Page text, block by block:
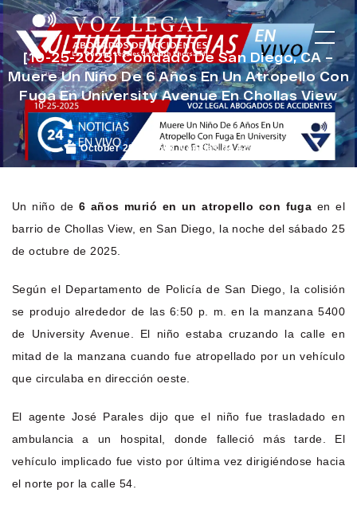
[10-25-2025] Condado De San Diego, CA –
Muere Un Niño De 6 Años En Un Atropello Con
Fuga En University Avenue En Chollas View
October 29, 2025 Noticias de Accidentes
Un niño de 6 años murió en un atropello con fuga en el
barrio de Chollas View, en San Diego, la noche del sábado 25
de octubre de 2025.
Según el Departamento de Policía de San Diego, la colisión
se produjo alrededor de las 6:50 p. m. en la manzana 5400
de University Avenue. El niño estaba cruzando la calle en
mitad de la manzana cuando fue atropellado por un vehículo
que circulaba en dirección oeste.
El agente José Parales dijo que el niño fue trasladado en
ambulancia a un hospital, donde falleció más tarde. El
vehículo implicado fue visto por última vez dirigiéndose hacia
el norte por la calle 54.